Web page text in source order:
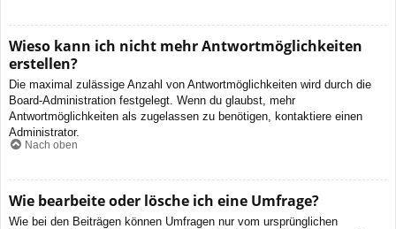
Wieso kann ich nicht mehr Antwortmöglichkeiten
erstellen?
Die maximal zulässige Anzahl von Antwortmöglichkeiten wird durch die
Board-Administration festgelegt. Wenn du glaubst, mehr
Antwortmöglichkeiten als zugelassen zu benötigen, kontaktiere einen
Administrator.
Nach oben
Wie bearbeite oder lösche ich eine Umfrage?
Wie bei den Beiträgen können Umfragen nur vom ursprünglichen